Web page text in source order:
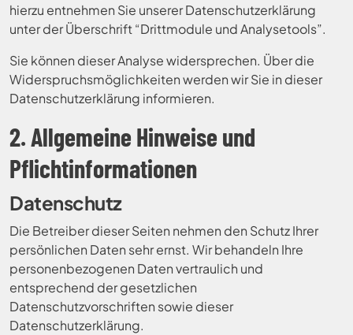
hierzu entnehmen Sie unserer Datenschutzerklärung
unter der Überschrift “Drittmodule und Analysetools”.
Sie können dieser Analyse widersprechen. Über die
Widerspruchsmöglichkeiten werden wir Sie in dieser
Datenschutzerklärung informieren.
2. Allgemeine Hinweise und
Pflichtinformationen
Datenschutz
Die Betreiber dieser Seiten nehmen den Schutz Ihrer
persönlichen Daten sehr ernst. Wir behandeln Ihre
personenbezogenen Daten vertraulich und
entsprechend der gesetzlichen
Datenschutzvorschriften sowie dieser
Datenschutzerklärung.